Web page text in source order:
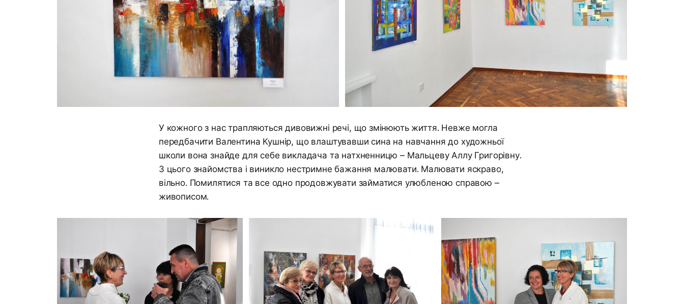
У кожного з нас трапляються дивовижні речі, що змінюють життя. Невже могла
передбачити Валентина Кушнір, що влаштувавши сина на навчання до художньої
школи вона знайде для себе викладача та натхненницю – Мальцеву Аллу Григорівну.
З цього знайомства і виникло нестримне бажання малювати. Малювати яскраво,
вільно. Помилятися та все одно продовжувати займатися улюбленою справою –
живописом.